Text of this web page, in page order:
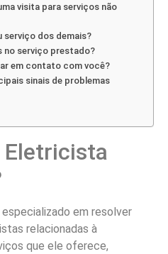
visita para serviços não
serviço dos demais?
no serviço prestado?
em contato com você?
sinais de problemas
Eletricista
em resolver
relacionadas à
que ele oferece,